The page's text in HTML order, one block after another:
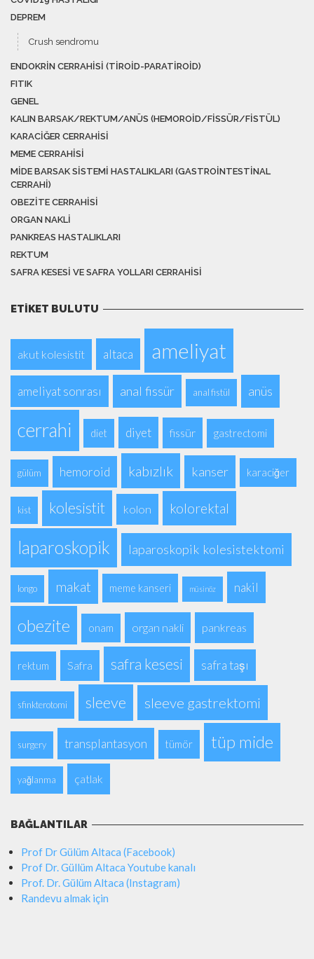
DEPREM
Crush sendromu
ENDOKRIN CERRAHISI (TIROID-PARATIROID)
FITIK
GENEL
KALIN BARSAK/REKTUM/ANÜS (HEMOROID/FISSÜR/FISTÜL)
KARACIĞER CERRAHISI
MEME CERRAHISI
MIDE BARSAK SISTEMI HASTALIKLARI (GASTROINTESTINAL
CERRAHI)
OBEZITE CERRAHISI
ORGAN NAKLI
PANKREAS HASTALIKLARI
REKTUM
SAFRA KESESI VE SAFRA YOLLARI CERRAHISI
ETIKET BULUTU
akut kolesistit altaca ameliyat
ameliyat sonrası anal fissür anal fistül anüs
cerrahi diet diyet fissür gastrectomi
gülüm hemoroid kabızlık kanser karaciğer
kist kolesistit kolon kolorektal
laparoskopik laparoskopik kolesistektomi
longo makat meme kanseri müsinöz nakil
obezite onam organ nakli pankreas
rektum Safra safra kesesi safra taşı
sfinkterotomi sleeve sleeve gastrektomi
surgery transplantasyon tümör tüp mide
yağlanma çatlak
BAĞLANTILAR
Prof Dr Gülüm Altaca (Facebook)
Prof Dr. Güllüm Altaca Youtube kanalı
Prof. Dr. Gülüm Altaca (Instagram)
Randevu almak için